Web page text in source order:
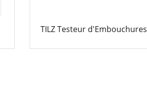
TILZ Testeur d'Embouchures